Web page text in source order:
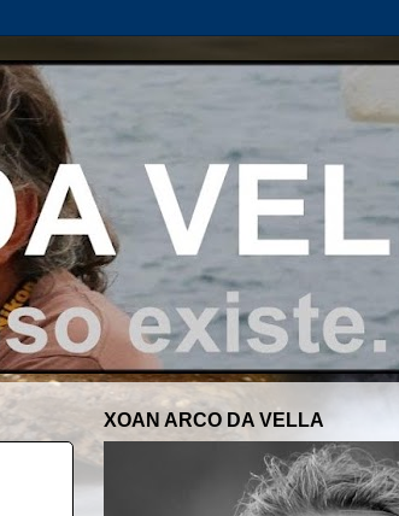
XOAN ARCO DA VELLA